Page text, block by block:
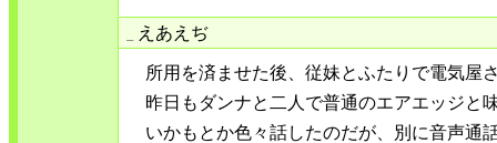
えあえぢ
所用を済ませた後、従妹とふたりで電気屋
昨日もダンナと二人で普通のエアエッジと
いかもとか色々話したのだが、別に音声通